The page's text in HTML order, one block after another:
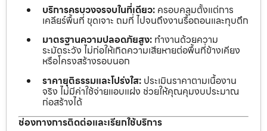
บริการครบวงจรจบในที่เดียว: ครอบคลุมตั้งแต่การ
เคลียร์พื้นที่ ขุดเจาะ ถมที่ ไปจนถึงงานรื้อถอนและทุบตึก
มาตรฐานความปลอดภัยสูง: ทำงานด้วยความ
ระมัดระวัง ไม่ก่อให้เกิดความเสียหายต่อพื้นที่ข้างเคียง
หรือโครงสร้างรอบนอก
ราคายุติธรรมและโปร่งใส: ประเมินราคาตามเนื้องาน
จริง ไม่มีค่าใช้จ่ายแอบแฝง ช่วยให้คุณคุมงบประมาณ
ก่อสร้างได้
ช่องทางการติดต่อและเรียกใช้บริการ